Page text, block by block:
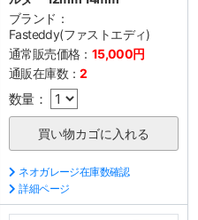
ブランド：
Fasteddy(ファストエディ)
通常販売価格： 15,000円
通販在庫数：2
数量：
ネオガレージ在庫数確認
詳細ページ